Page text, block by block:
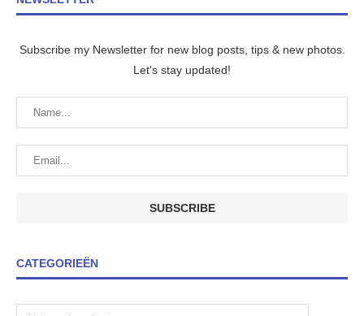
Subscribe my Newsletter for new blog posts, tips & new photos.
Let's stay updated!
CATEGORIEËN